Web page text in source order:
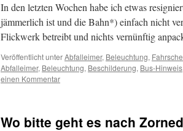
In den letzten Wochen habe ich etwas
jämmerlich ist und die Bahn*) einfach nicht
Flickwerk betreibt und nichts vernünftig
Veröffentlicht unterAbfalleimer, Beleuchtung,
Abfalleimer, Beleuchtung, Beschilderung, Bus-Hinweis
einen Kommentar
Wo bitte geht es nach